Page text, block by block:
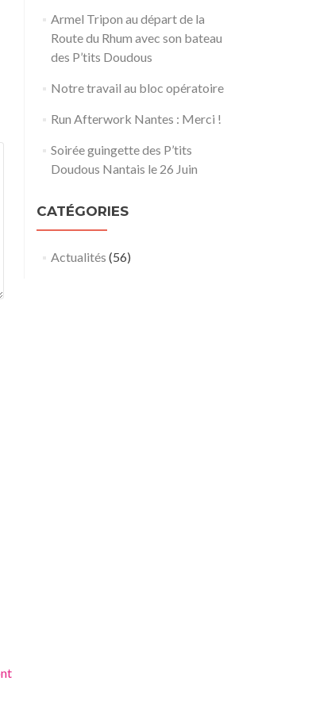
Armel Tripon au départ de la
Route du Rhum avec son bateau
des P’tits Doudous
Notre travail au bloc opératoire
Run Afterwork Nantes : Merci !
Soirée guingette des P’tits
Doudous Nantais le 26 Juin
CATÉGORIES
Actualités (56)